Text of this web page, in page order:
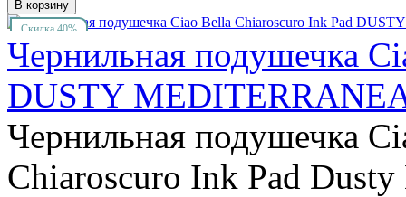
Скидка 40%
Чернильная подушечка
DUSTY
Чернильная подушечка
Chiaroscuro Ink Pad